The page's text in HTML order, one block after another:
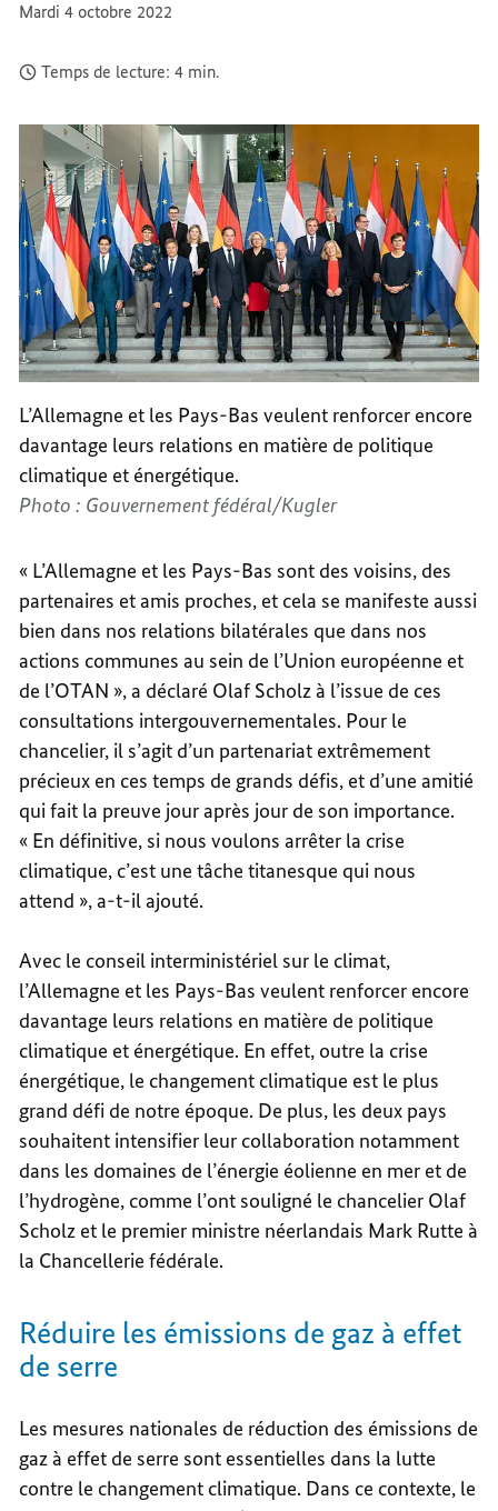
Mardi 4 octobre 2022
Temps de lecture: 4 min.
L’Allemagne et les Pays-Bas veulent renforcer encore
davantage leurs relations en matière de politique
climatique et énergétique.
Photo : Gouvernement fédéral/Kugler
« L’Allemagne et les Pays-Bas sont des voisins, des
partenaires et amis proches, et cela se manifeste aussi
bien dans nos relations bilatérales que dans nos
actions communes au sein de l’Union européenne et
de l’OTAN », a déclaré Olaf Scholz à l’issue de ces
consultations intergouvernementales. Pour le
chancelier, il s’agit d’un partenariat extrêmement
précieux en ces temps de grands défis, et d’une amitié
qui fait la preuve jour après jour de son importance.
« En définitive, si nous voulons arrêter la crise
climatique, c’est une tâche titanesque qui nous
attend », a-t-il ajouté.
Avec le conseil interministériel sur le climat,
l’Allemagne et les Pays-Bas veulent renforcer encore
davantage leurs relations en matière de politique
climatique et énergétique. En effet, outre la crise
énergétique, le changement climatique est le plus
grand défi de notre époque. De plus, les deux pays
souhaitent intensifier leur collaboration notamment
dans les domaines de l’énergie éolienne en mer et de
l’hydrogène, comme l’ont souligné le chancelier Olaf
Scholz et le premier ministre néerlandais Mark Rutte à
la Chancellerie fédérale.
Réduire les émissions de gaz à effet
de serre
Les mesures nationales de réduction des émissions de
gaz à effet de serre sont essentielles dans la lutte
contre le changement climatique. Dans ce contexte, le